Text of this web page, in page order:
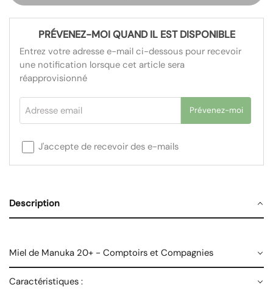
PRÉVENEZ-MOI QUAND IL EST DISPONIBLE
Entrez votre adresse e-mail ci-dessous pour recevoir
une notification lorsque cet article sera
réapprovisionné
Prévenez-moi
J'accepte de recevoir des e-mails
Description
Miel de Manuka 20+ - Comptoirs et Compagnies
Caractéristiques :